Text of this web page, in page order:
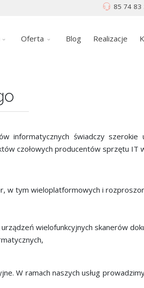
85 74 83
Oferta Blog Realizacje
informatycznych świadczy
czołowych producentów sprzętu IT
w tym wieloplatformowych i
wielofunkcyjnych skanerów
W ramach naszych usług